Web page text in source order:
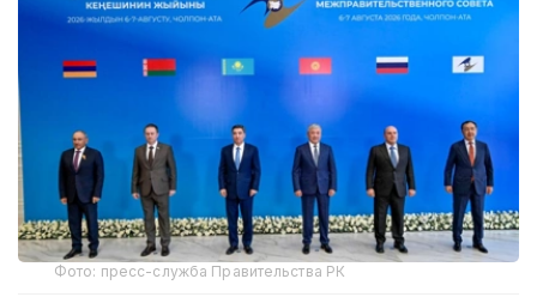
Фото: пресс-служба Правительства РК